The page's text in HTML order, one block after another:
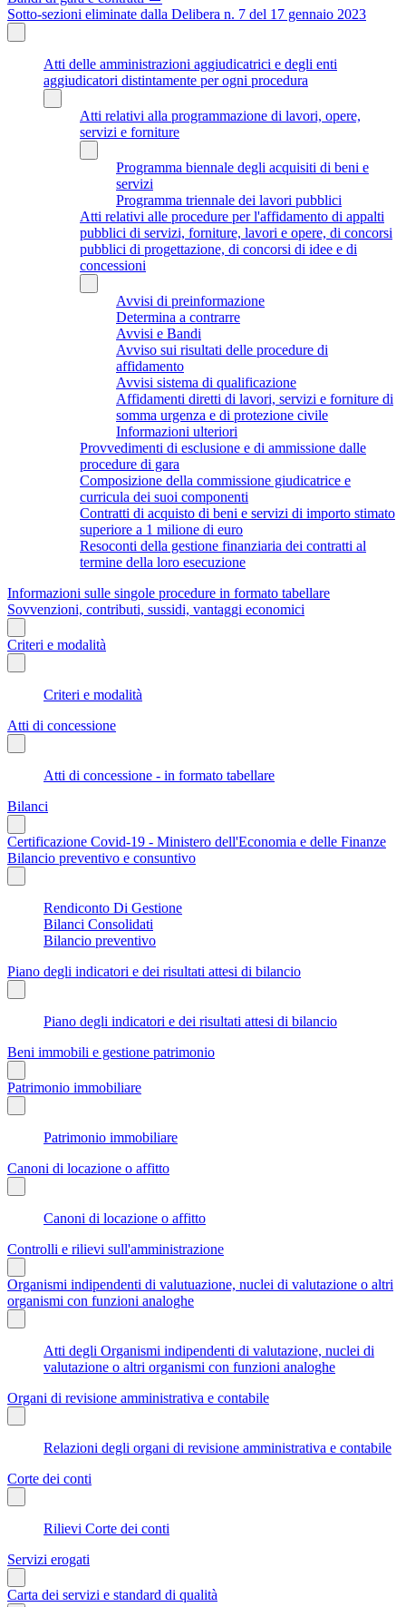
Sotto-sezioni eliminate dalla Delibera n. 7 del 17 gennaio 2023
Atti delle amministrazioni aggiudicatrici e degli enti
aggiudicatori distintamente per ogni procedura
Atti relativi alla programmazione di lavori, opere,
servizi e forniture
Programma biennale degli acquisiti di beni e
servizi
Programma triennale dei lavori pubblici
Atti relativi alle procedure per l'affidamento di appalti
pubblici di servizi, forniture, lavori e opere, di concorsi
pubblici di progettazione, di concorsi di idee e di
concessioni
Avvisi di preinformazione
Determina a contrarre
Avvisi e Bandi
Avviso sui risultati delle procedure di
affidamento
Avvisi sistema di qualificazione
Affidamenti diretti di lavori, servizi e forniture di
somma urgenza e di protezione civile
Informazioni ulteriori
Provvedimenti di esclusione e di ammissione dalle
procedure di gara
Composizione della commissione giudicatrice e
curricula dei suoi componenti
Contratti di acquisto di beni e servizi di importo stimato
superiore a 1 milione di euro
Resoconti della gestione finanziaria dei contratti al
termine della loro esecuzione
Informazioni sulle singole procedure in formato tabellare
Sovvenzioni, contributi, sussidi, vantaggi economici
Criteri e modalità
Criteri e modalità
Atti di concessione
Atti di concessione - in formato tabellare
Bilanci
Certificazione Covid-19 - Ministero dell'Economia e delle Finanze
Bilancio preventivo e consuntivo
Rendiconto Di Gestione
Bilanci Consolidati
Bilancio preventivo
Piano degli indicatori e dei risultati attesi di bilancio
Piano degli indicatori e dei risultati attesi di bilancio
Beni immobili e gestione patrimonio
Patrimonio immobiliare
Patrimonio immobiliare
Canoni di locazione o affitto
Canoni di locazione o affitto
Controlli e rilievi sull'amministrazione
Organismi indipendenti di valutuazione, nuclei di valutazione o altri
organismi con funzioni analoghe
Atti degli Organismi indipendenti di valutazione, nuclei di
valutazione o altri organismi con funzioni analoghe
Organi di revisione amministrativa e contabile
Relazioni degli organi di revisione amministrativa e contabile
Corte dei conti
Rilievi Corte dei conti
Servizi erogati
Carta dei servizi e standard di qualità